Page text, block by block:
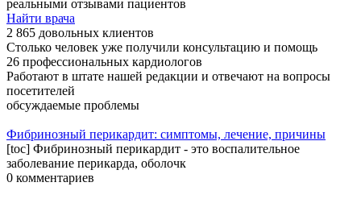
реальными отзывами пациентов
Найти врача
2 865 довольных клиентов
Столько человек уже получили консультацию и помощь
26 профессиональных кардиологов
Работают в штате нашей редакции и отвечают на вопросы
посетителей
обсуждаемые проблемы
Фибринозный перикардит: симптомы, лечение, причины
[toc] Фибринозный перикардит - это воспалительное
заболевание перикарда, оболочк
0 комментариев